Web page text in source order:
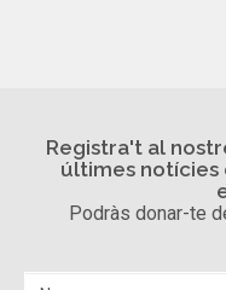
Registra't al
últimes
Podràs donar-te